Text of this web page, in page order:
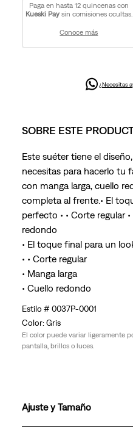
Paga en hasta 12 quincenas con
Kueski Paysin comisiones ocultas.
Conoce más
¿Necesitas
SOBRE ESTE
Este suéter tiene el
necesitas para hacerlo tu
con manga larga, cuello
completa al frente.• El
perfecto • • Corte regular
redondo
• El toque final para un
• • Corte regular
• Manga larga
• Cuello redondo
0037P-0001
Gris
El color puede variar ligeramente
pantalla, brillos o luces.
Ajuste y Tamaño